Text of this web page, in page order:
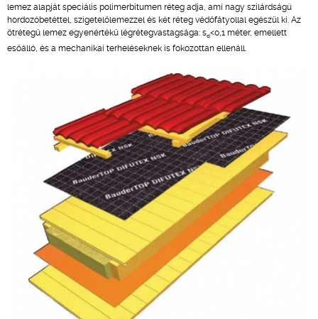
lemez alapját speciális polimerbitumen réteg adja, ami nagy szilárdságú
hordozóbetéttel, szigetelőlemezzel és két réteg védőfátyollal egészül ki. Az
ötrétegű lemez egyenértékű légrétegvastagsága: sd<0,1 méter, emellett
esőálló, és a mechanikai terheléseknek is fokozottan ellenáll.